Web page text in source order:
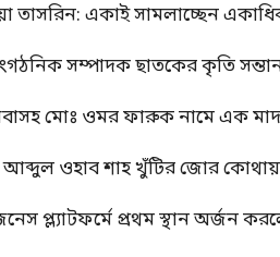
তাসরিন: একাই সামলাচ্ছেন
সম্পাদক ছাতকের কৃতি
মোঃ ওমর ফারুক নামে এক
আব্দুল ওহাব শাহ খুঁটির জোর
প্ল্যাটফর্মে প্রথম স্থান অর্জন